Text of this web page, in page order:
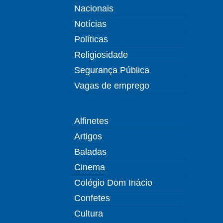
Nacionais
Notícias
Políticas
Religiosidade
Segurança Pública
Vagas de emprego
Alfinetes
Artigos
Baladas
Cinema
Colégio Dom Inácio
Confetes
Cultura